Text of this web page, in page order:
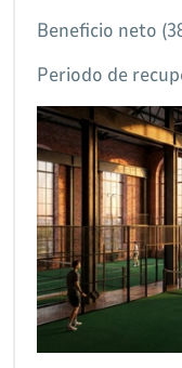
Beneficio neto
Periodo de